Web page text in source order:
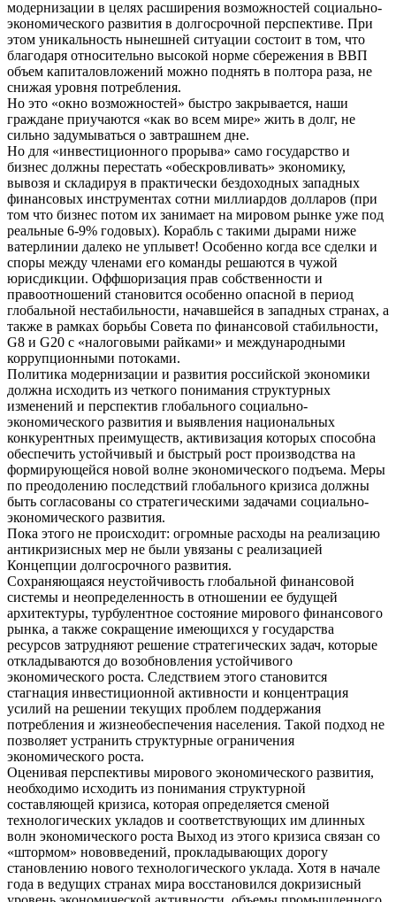
модернизации в целях расширения возможностей социально-
экономического развития в долгосрочной перспективе. При
этом уникальность нынешней ситуации состоит в том, что
благодаря относительно высокой норме сбережения в ВВП
объем капиталовложений можно поднять в полтора раза, не
снижая уровня потребления.
Но это «окно возможностей» быстро закрывается, наши
граждане приучаются «как во всем мире» жить в долг, не
сильно задумываться о завтрашнем дне.
Но для «инвестиционного прорыва» само государство и
бизнес должны перестать «обескровливать» экономику,
вывозя и складируя в практически бездоходных западных
финансовых инструментах сотни миллиардов долларов (при
том что бизнес потом их занимает на мировом рынке уже под
реальные 6-9% годовых). Корабль с такими дырами ниже
ватерлинии далеко не уплывет! Особенно когда все сделки и
споры между членами его команды решаются в чужой
юрисдикции. Оффшоризация прав собственности и
правоотношений становится особенно опасной в период
глобальной нестабильности, начавшейся в западных странах, а
также в рамках борьбы Совета по финансовой стабильности,
G8 и G20 с «налоговыми райками» и международными
коррупционными потоками.
Политика модернизации и развития российской экономики
должна исходить из четкого понимания структурных
изменений и перспектив глобального социально-
экономического развития и выявления национальных
конкурентных преимуществ, активизация которых способна
обеспечить устойчивый и быстрый рост производства на
формирующейся новой волне экономического подъема. Меры
по преодолению последствий глобального кризиса должны
быть согласованы со стратегическими задачами социально-
экономического развития.
Пока этого не происходит: огромные расходы на реализацию
антикризисных мер не были увязаны с реализацией
Концепции долгосрочного развития.
Сохраняющаяся неустойчивость глобальной финансовой
системы и неопределенность в отношении ее будущей
архитектуры, турбулентное состояние мирового финансового
рынка, а также сокращение имеющихся у государства
ресурсов затрудняют решение стратегических задач, которые
откладываются до возобновления устойчивого
экономического роста. Следствием этого становится
стагнация инвестиционной активности и концентрация
усилий на решении текущих проблем поддержания
потребления и жизнеобеспечения населения. Такой подход не
позволяет устранить структурные ограничения
экономического роста.
Оценивая перспективы мирового экономического развития,
необходимо исходить из понимания структурной
составляющей кризиса, которая определяется сменой
технологических укладов и соответствующих им длинных
волн экономического роста Выход из этого кризиса связан со
«штормом» нововведений, прокладывающих дорогу
становлению нового технологического уклада. Хотя в начале
года в ведущих странах мира восстановился докризисный